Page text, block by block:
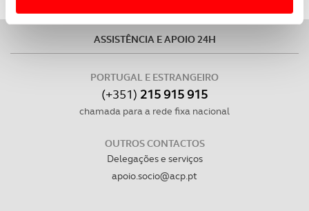
personalizar conteúdos e anúncios, para lhe proporcionar
funcionalidades de redes sociais, bem como para
Adicionalmente partilhamos informação, relativa à sua
utilização do nosso site de publicidade e de análise, com
O ACP garantirá que as transferências internacionais de
dados pessoais serão realizadas apenas com o seu
ASSISTÊNCIA E APOIO 24H
PORTUGAL E ESTRANGEIRO
(+351) 215 915 915
chamada para a rede fixa nacional
OUTROS CONTACTOS
Delegações e serviços
apoio.socio@acp.pt